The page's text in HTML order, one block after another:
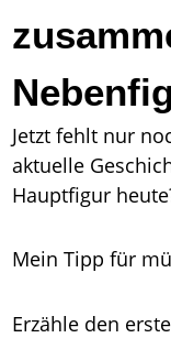
Jetzt fehlt nur
aktuelle
Hauptfigur
Mein Tipp für
Erzähle den